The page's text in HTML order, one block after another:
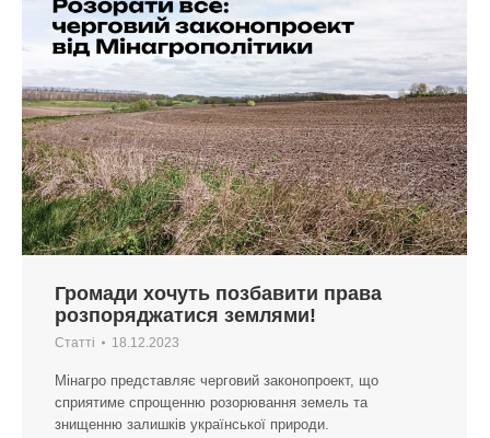
Громади хочуть позбавити права
розпоряджатися землями!
Статті 18.12.2023
Мінагро представляє черговий законопроект, що
сприятиме спрощенню розорювання земель та
знищенню залишків української природи.